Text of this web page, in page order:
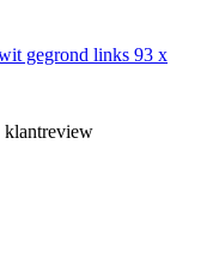
gegrond links 93 x
klantreview